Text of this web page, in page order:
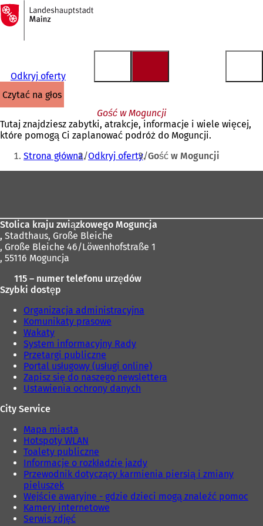
Przejdź do treści
Do
strony
głównej
Odkryj oferty
czytać na głos
Gość w Moguncji
Tutaj znajdziesz zabytki, atrakcje, informacje i wiele więcej,
które pomogą Ci zaplanować podróż do Moguncji.
Jesteś
tutaj:
Strona główna Odkryj oferty Gość w Moguncji
Stolica kraju związkowego Moguncja
, Stadthaus, Große Bleiche
, Große Bleiche 46/Löwenhofstraße 1
, 55116 Moguncja
115 – numer telefonu urzędów
Szybki dostęp
Organizacja administracyjna
Komunikaty prasowe
Wakaty
System informacyjny Rady
Przetargi publiczne
Portal usługowy (usługi online)
Zapisz się do naszego newslettera
Ustawienia ochrony danych
City Service
Mapa miasta
Hotspoty WLAN
Toalety publiczne
Informacje o rozkładzie jazdy
Przewodnik dotyczący karmienia piersią i zmiany
pieluszek
Wejście awaryjne - gdzie dzieci mogą znaleźć pomoc
Kamery internetowe
Serwis zdjęć